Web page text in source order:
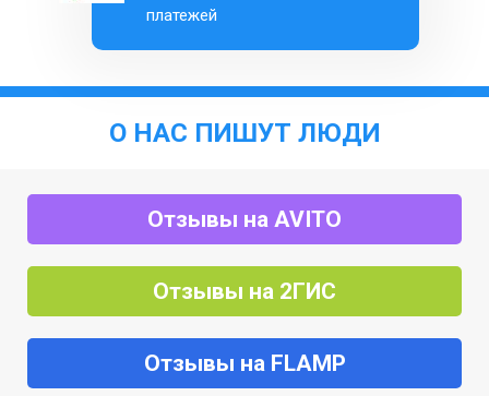
платежей
О НАС ПИШУТ ЛЮДИ
Отзывы на AVITO
Отзывы на 2ГИС
Отзывы на FLAMP